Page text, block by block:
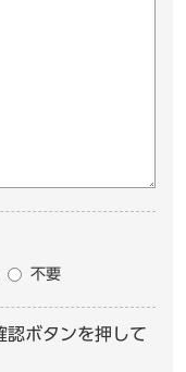
不要
認ボタンを押して